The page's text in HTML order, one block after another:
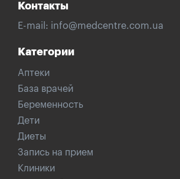
Контакты
E-mail: info@medcentre.com.ua
Категории
Аптеки
База врачей
Беременность
Дети
Диеты
Запись на прием
Клиники